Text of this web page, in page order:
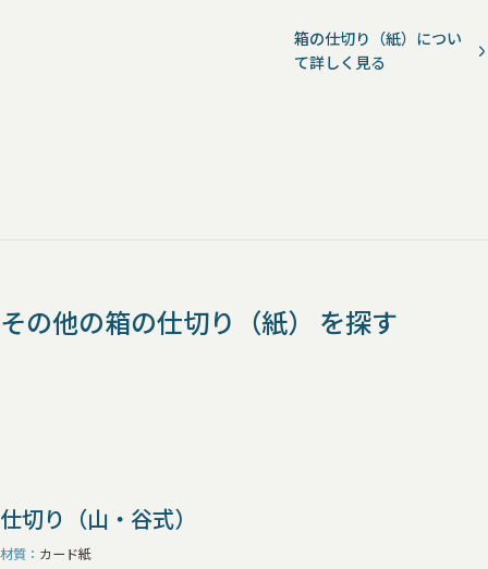
箱の仕切り（紙）につい
て詳しく見る
その他の箱の仕切り（紙） を探す
仕切り（山・谷式）
材質
カード紙